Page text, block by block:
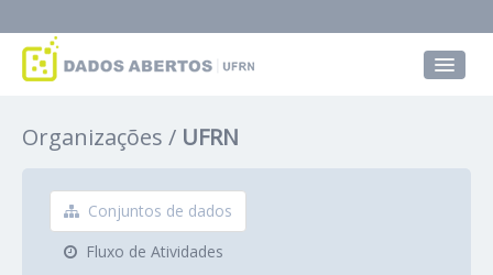
Grupos
Sobre
Organizações UFRN
Conjuntos de dados
Fluxo de Atividades